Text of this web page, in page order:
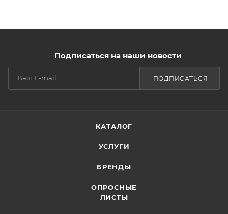
Подписаться на наши новости
ПОДПИСАТЬСЯ
КАТАЛОГ
УСЛУГИ
БРЕНДЫ
ОПРОСНЫЕ
ЛИСТЫ